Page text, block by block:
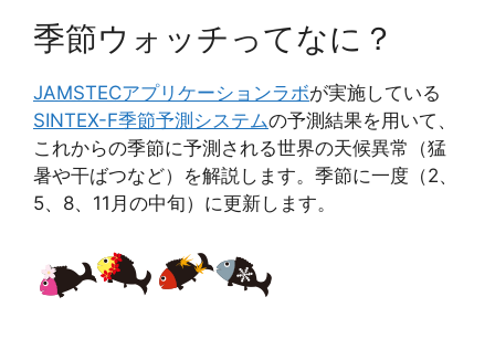
季節ウォッチってなに？
JAMSTECアプリケーションラボが実施している
SINTEX-F季節予測システムの予測結果を用いて、
これからの季節に予測される世界の天候異常（猛
暑や干ばつなど）を解説します。季節に一度（2、
5、8、11月の中旬）に更新します。